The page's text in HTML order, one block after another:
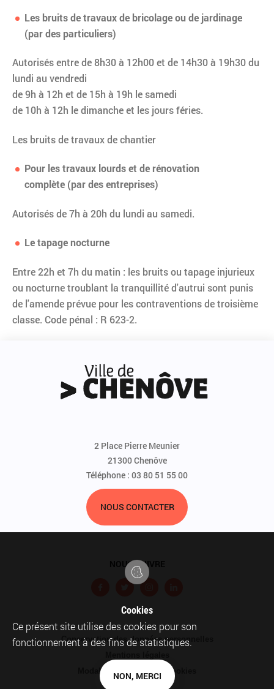
Cookies
Ce présent site utilise des cookies pour son
fonctionnement à des fins de statistiques.
NON, MERCI
Les bruits de travaux de bricolage ou de jardinage
(par des particuliers)
Autorisés entre de 8h30 à 12h00 et de 14h30 à 19h30 du
lundi au vendredi
de 9h à 12h et de 15h à 19h le samedi
de 10h à 12h le dimanche et les jours féries.
Les bruits de travaux de chantier
Pour les travaux lourds et de rénovation
complète (par des entreprises)
Autorisés de 7h à 20h du lundi au samedi.
Le tapage nocturne
Entre 22h et 7h du matin : les bruits ou tapage injurieux
ou nocturne troublant la tranquillité d'autrui sont punis
de l'amende prévue pour les contraventions de troisième
classe. Code pénal : R 623-2.
2 Place Pierre Meunier
21300 Chenôve
Téléphone : 03 80 51 55 00
NOUS CONTACTER
NOUS SUIVRE
c
e
o
w
i
t
t
e
n
s
t
a
g
n
k
d
Pied
Conservation des données personnelles
Modalités relatives aux cookies